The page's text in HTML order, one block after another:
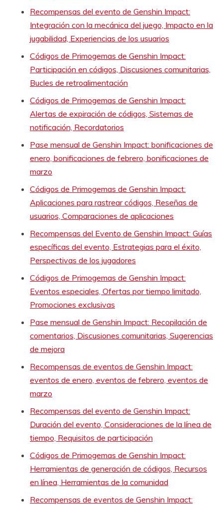
Recompensas del evento de Genshin Impact:
Integración con la mecánica del juego, Impacto en la
jugabilidad, Experiencias de los usuarios
Códigos de Primogemas de Genshin Impact:
Participación en códigos, Discusiones comunitarias,
Bucles de retroalimentación
Códigos de Primogemas de Genshin Impact:
Alertas de expiración de códigos, Sistemas de
notificación, Recordatorios
Pase mensual de Genshin Impact: bonificaciones de
enero, bonificaciones de febrero, bonificaciones de
marzo
Códigos de Primogemas de Genshin Impact:
Aplicaciones para rastrear códigos, Reseñas de
usuarios, Comparaciones de aplicaciones
Recompensas del Evento de Genshin Impact: Guías
específicas del evento, Estrategias para el éxito,
Perspectivas de los jugadores
Códigos de Primogemas de Genshin Impact:
Eventos especiales, Ofertas por tiempo limitado,
Promociones exclusivas
Pase mensual de Genshin Impact: Recopilación de
comentarios, Discusiones comunitarias, Sugerencias
de mejora
Recompensas de eventos de Genshin Impact:
eventos de enero, eventos de febrero, eventos de
marzo
Recompensas del evento de Genshin Impact:
Duración del evento, Consideraciones de la línea de
tiempo, Requisitos de participación
Códigos de Primogemas de Genshin Impact:
Herramientas de generación de códigos, Recursos
en línea, Herramientas de la comunidad
Recompensas de eventos de Genshin Impact: